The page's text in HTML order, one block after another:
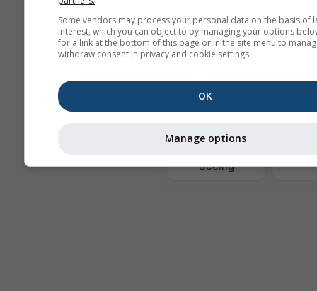
Previsión
estacional
Seeing
Some vendors may process your personal data on the basis of
interest, which you can object to by managing your options
for a link at the bottom of this page or in the site menu to
withdraw consent in privacy and cookie settings.
OK
Manage options